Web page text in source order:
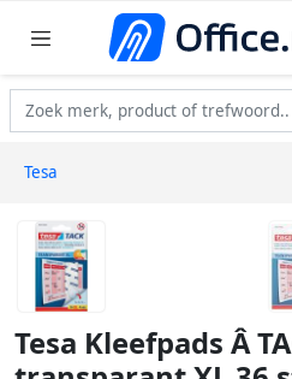
Tesa
Tesa Kleefpads Â